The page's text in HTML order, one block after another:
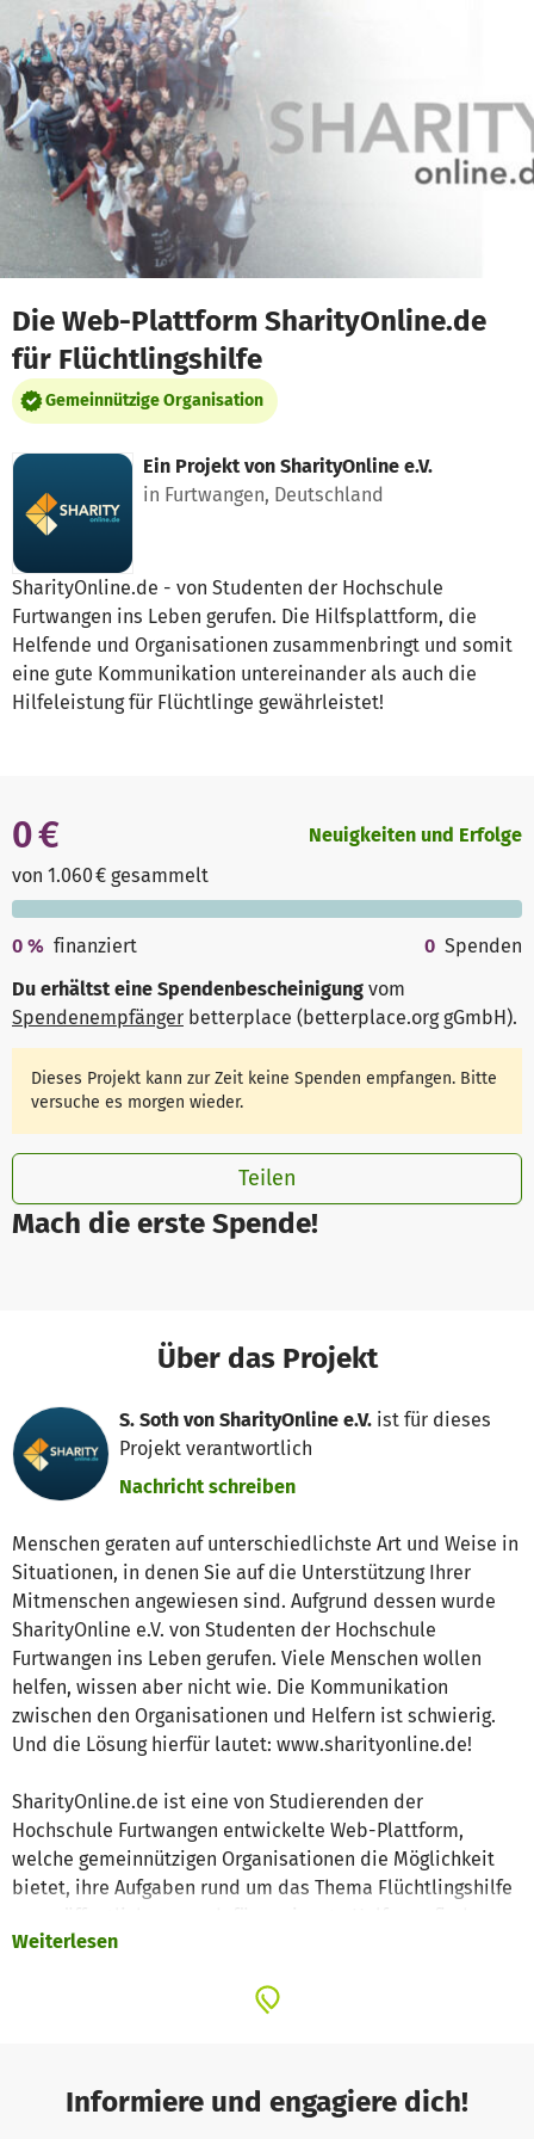
Zum Hauptinhalt springen
Erklärung zur Barrierefreiheit anzeigen
Die Web-Plattform SharityOnline.de
für Flüchtlingshilfe
Gemeinnützige Organisation
Ein Projekt von SharityOnline e.V.
in Furtwangen, Deutschland
SharityOnline.de - von Studenten der Hochschule
Furtwangen ins Leben gerufen. Die Hilfsplattform, die
Helfende und Organisationen zusammenbringt und somit
eine gute Kommunikation untereinander als auch die
Hilfeleistung für Flüchtlinge gewährleistet!
Mach die erste Spende!
0 €
von 1.060 € gesammelt
Neuigkeiten und Erfolge
0 % finanziert 0 Spenden
Du erhältst eine Spendenbescheinigung vom
Spendenempfänger betterplace (betterplace.org gGmbH).
Dieses Projekt kann zur Zeit keine Spenden empfangen. Bitte
versuche es morgen wieder.
Teilen
Über das Projekt
S. Soth von SharityOnline e.V. ist für dieses
Projekt verantwortlich
Nachricht schreiben
Menschen geraten auf unterschiedlichste Art und Weise in
Situationen, in denen Sie auf die Unterstützung Ihrer
Mitmenschen angewiesen sind. Aufgrund dessen wurde
SharityOnline e.V. von Studenten der Hochschule
Furtwangen ins Leben gerufen. Viele Menschen wollen
helfen, wissen aber nicht wie. Die Kommunikation
zwischen den Organisationen und Helfern ist schwierig.
Und die Lösung hierfür lautet: www.sharityonline.de!
SharityOnline.de ist eine von Studierenden der
Hochschule Furtwangen entwickelte Web-Plattform,
welche gemeinnützigen Organisationen die Möglichkeit
bietet, ihre Aufgaben rund um das Thema Flüchtlingshilfe
SharityOnline.de ermöglicht es Helfern und
kommunizieren und sich dann vor Ort über weitere
Plattform bezieht sich auf ganz Deutschland. Durch eine
Begrenzung des Umkreises in der Suchfunktion können die
Weiterlesen
Informiere und engagiere dich!